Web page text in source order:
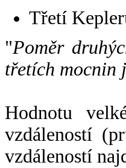
Třetí
"Poměr
třetích mocnin
Hodnotu
vzdáleností
vzdáleností